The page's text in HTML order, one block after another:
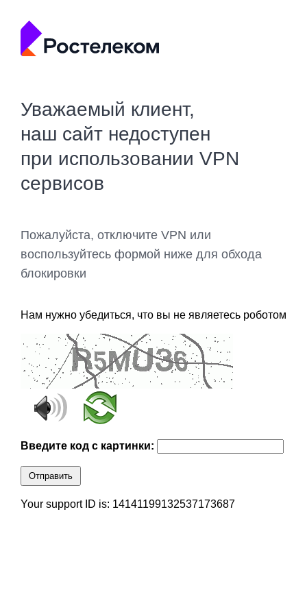
Уважаемый клиент,
наш сайт недоступен
при использовании VPN
сервисов
Пожалуйста, отключите VPN или
воспользуйтесь формой ниже для обхода
блокировки
Нам нужно убедиться, что вы не являетесь роботом
Введите код с картинки:
Отправить
Your support ID is: 14141199132537173687